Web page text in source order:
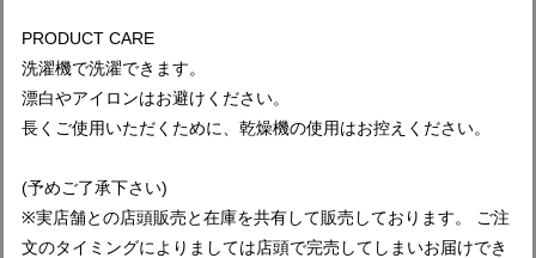
PRODUCT CARE
洗濯機で洗濯できます。
漂白やアイロンはお避けください。
長くご使用いただくために、乾燥機の使用はお控えください。
(予めご了承下さい)
※実店舗との店頭販売と在庫を共有して販売しております。 ご注
文のタイミングによりましては店頭で完売してしまいお届けでき